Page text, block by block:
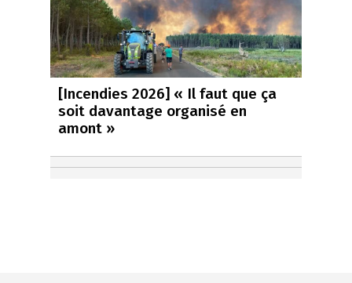
[Incendies 2026] « Il faut que ça
soit davantage organisé en
amont »